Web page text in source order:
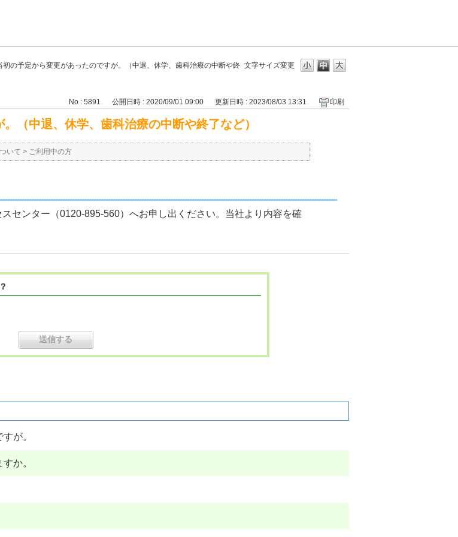
文字サイズ変更
初の予定から変更があったのですが。（中退、休学、歯科治療の中断や終
No : 5891 公開日時 : 2020/09/01 09:00 更新日時 : 2023/08/03 13:31 印刷
（中退、休学、歯科治療の中断や終了など）
いて > ご利用中の方
センター（0120-895-560）へお申し出ください。当社より内容を確
が。
か。